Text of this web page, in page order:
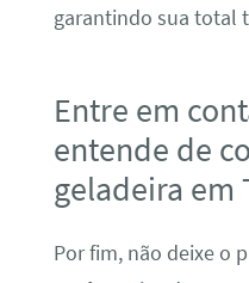
garantindo sua total
Entre em
entende de
geladeira em
Por fim, não deixe o